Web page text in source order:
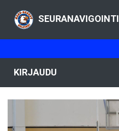
SEURANAVIGOINTI
KIRJAUDU